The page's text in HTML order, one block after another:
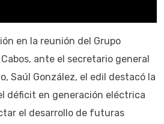
en la reunión del Grupo
ante el secretario general
Saúl González, el edil destacó la
déficit en generación eléctrica
el desarrollo de futuras